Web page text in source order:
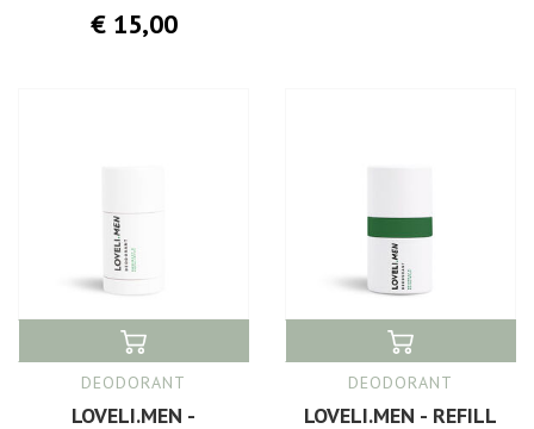
€ 15,00
DEODORANT
LOVELI.MEN -
DEODORANT
LOVELI.MEN - REFILL